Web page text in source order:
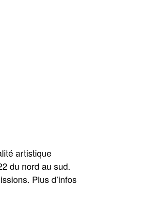
artistique
du nord au sud.
Plus d’infos